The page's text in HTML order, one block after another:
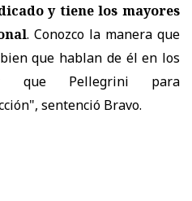
y tiene los mayores
. Conozco la manera que
que hablan de él en los
que Pellegrini para
sentenció Bravo.